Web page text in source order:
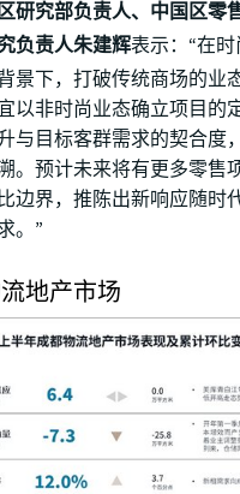
研究部负责人、中国区零
负责人朱建辉表示：“在
景下，打破传统商场的业
以非时尚业态确立项目的
与目标客群需求的契合度
。预计未来将有更多零售
边界，推陈出新响应随时
。”
地产市场